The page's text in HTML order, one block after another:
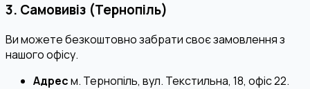
3. Самовивіз (Тернопіль)
Ви можете безкоштовно забрати своє замовлення з
нашого офісу.
Адресм. Тернопіль, вул. Текстильна, 18, офіс 22.